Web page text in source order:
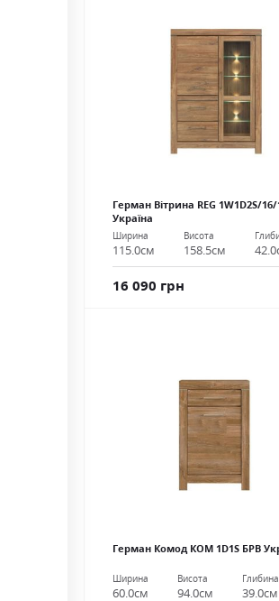
Герман Вітрина REG 1W1D2S/
Україна
Ширина
115.0см
Висота
158.5см
16 090 грн
Герман Комод КОМ 1D1S БРВ
Ширина
60.0см
Висота
94.0см
Глибина
39.0см